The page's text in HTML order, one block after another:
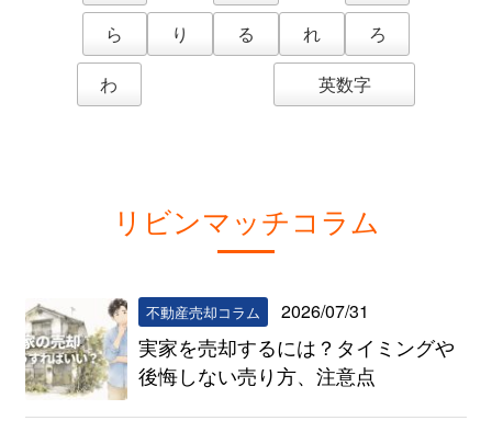
ら
り る れ
ろ
わ
英数字
リビンマッチコラム
不動産売却コラム 2026/07/31
実家を売却するには？タイミングや
後悔しない売り方、注意点